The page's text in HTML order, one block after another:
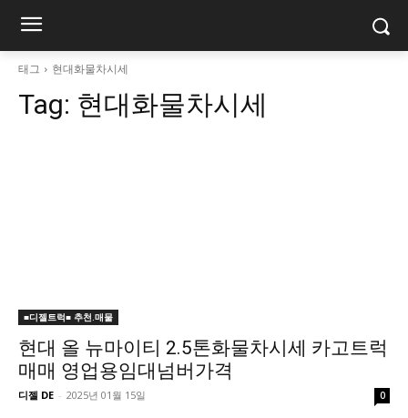
태그 현대화물차시세
Tag: 현대화물차시세
■디젤트럭■ 추천.매물
현대 올 뉴마이티 2.5톤화물차시세 카고트럭
매매 영업용임대넘버가격
디젤 DE - 2025년 01월 15일 0